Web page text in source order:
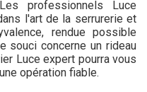
professionnels Luce
l'art de la serrurerie et
rendue possible
souci concerne un rideau
Luce expert pourra vous
opération fiable.